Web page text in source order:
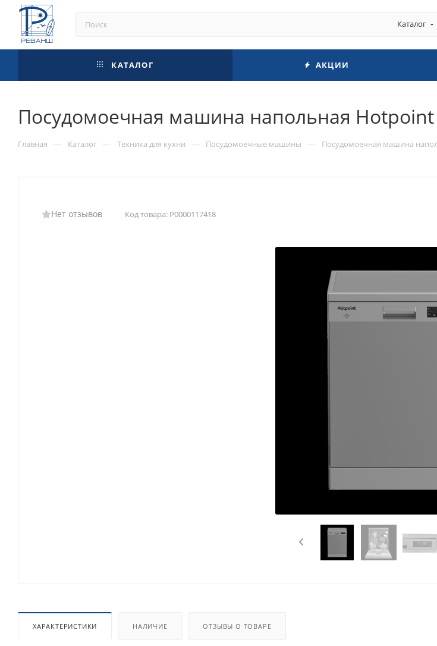
Каталог
КАТАЛОГ АКЦИИ
Посудомоечная машина напольная Hotpoint
Главная — Каталог — Техника для кухни — Посудомоечные машины — Посудомоечная машина
Нет отзывов Код товара: Р0000117418
ХАРАКТЕРИСТИКИ НАЛИЧИЕ ОТЗЫВЫ О ТОВАРЕ